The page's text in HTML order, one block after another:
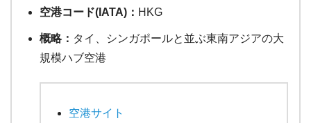
空港コード(IATA)： HKG
概略： タイ、シンガポールと並ぶ東南アジアの大
規模ハブ空港
空港サイト